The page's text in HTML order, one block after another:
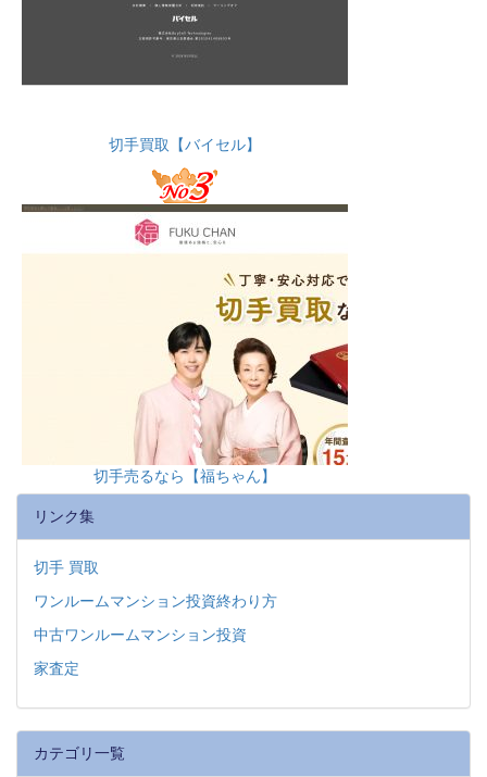
切手買取【バイセル】
切手売るなら【福ちゃん】
リンク集
切手 買取
ワンルームマンション投資終わり方
中古ワンルームマンション投資
家査定
カテゴリ一覧